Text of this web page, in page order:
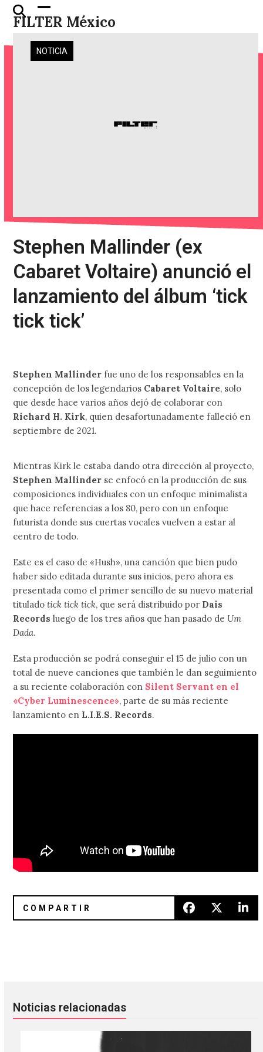
Skip
FILTER México
Open
mobile
menu
Close
mobile
menu
NOTICIA
Stephen Mallinder (ex
Cabaret Voltaire) anunció el
lanzamiento del álbum ‘tick
tick tick’
Stephen Mallinder fue uno de los responsables en la
concepción de los legendarios Cabaret Voltaire, solo
que desde hace varios años dejó de colaborar con
Richard H. Kirk, quien desafortunadamente falleció en
septiembre de 2021.
Mientras Kirk le estaba dando otra dirección al proyecto,
Stephen Mallinder se enfocó en la producción de sus
composiciones individuales con un enfoque minimalista
que hace referencias a los 80, pero con un enfoque
futurista donde sus cuertas vocales vuelven a estar al
centro de todo.
Este es el caso de «Hush», una canción que bien pudo
haber sido editada durante sus inicios, pero ahora es
presentada como el primer sencillo de su nuevo material
tituladotick tick tick, que será distribuido por Dais
Recordsluego de los tres años que han pasado de Um
Dada.
Esta producción se podrá conseguir el 15 de julio con un
total de nueve canciones que también le dan seguimiento
a su reciente colaboración con Silent Servant en el
«Cyber Luminescence», parte de su más reciente
lanzamiento en L.I.E.S. Records.
Noticias relacionadas